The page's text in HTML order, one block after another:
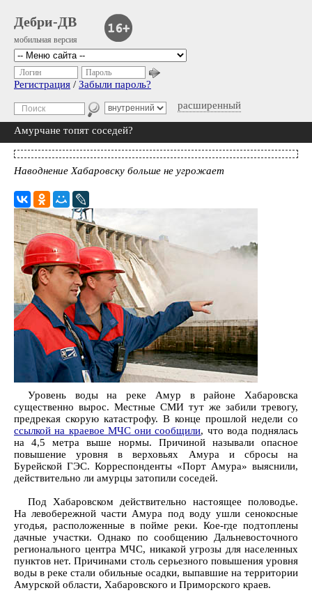
Дебри-ДВ
мобильная версия
расширенный
Логин Пароль
Регистрация / Забыли пароль?
Амурчане топят соседей?
Наводнение Хабаровску больше не угрожает
Уровень воды на реке Амур в районе Хабаровска
существенно вырос. Местные СМИ тут же забили тревогу,
предрекая скорую катастрофу. В конце прошлой недели со
ссылкой на краевое МЧС они сообщили, что вода поднялась
на 4,5 метра выше нормы. Причиной называли опасное
повышение уровня в верховьях Амура и сбросы на
Бурейской ГЭС. Корреспонденты «Порт Амура» выяснили,
действительно ли амурцы затопили соседей.
Под Хабаровском действительно настоящее половодье.
На левобережной части Амура под воду ушли сенокосные
угодья, расположенные в пойме реки. Кое-где подтоплены
дачные участки. Однако по сообщению Дальневосточного
регионального центра МЧС, никакой угрозы для населенных
пунктов нет. Причинами столь серьезного повышения уровня
воды в реке стали обильные осадки, выпавшие на территории
Амурской области, Хабаровского и Приморского краев.